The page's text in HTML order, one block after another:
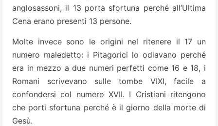
anglosassoni, il 13 porta sfortuna perché all’Ultima
Cena erano presenti 13 persone.
Molte invece sono le origini nel ritenere il 17 un
numero maledetto: i Pitagorici lo odiavano perché
era in mezzo a due numeri perfetti come 16 e 18, i
Romani scrivevano sulle tombe VIXI, facile a
confondersi col numero XVII. I Cristiani ritengono
che porti sfortuna perché è il giorno della morte di
Gesù.